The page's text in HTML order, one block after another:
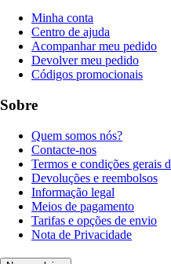
Minha conta
Centro de ajuda
Acompanhar meu pedido
Devolver meu pedido
Códigos promocionais
Sobre
Quem somos nós?
Contacte-nos
Termos e condições gerais
Devoluções e reembolsos
Informação legal
Meios de pagamento
Tarifas e opções de envio
Nota de Privacidade